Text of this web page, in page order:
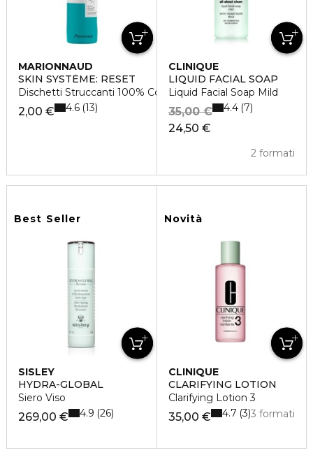
MARIONNAUD
SKIN SYSTÈME: RESET
Dischetti Struccanti 100% Cotone
2,00 € 4.6 13
CLINIQUE
LIQUID FACIAL SOAP
Liquid Facial Soap Mild
24,50 €
35,00 €
2 formati
4.4 7
Best Seller
SISLEY
HYDRA-GLOBAL
Siero Viso
269,00 € 4.9 26
Novità
CLINIQUE
CLARIFYING LOTION
Clarifying Lotion 3
35,00 € 3 formati
4.7 3